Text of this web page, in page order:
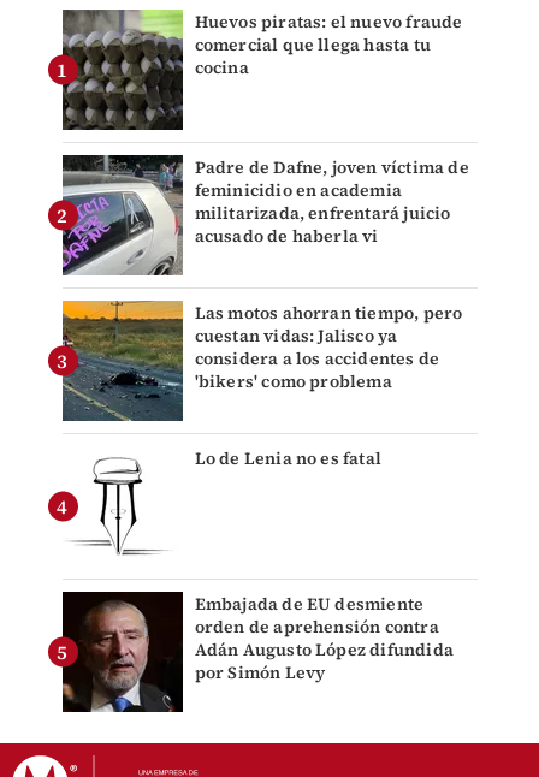
Huevos piratas: el nuevo fraude
comercial que llega hasta tu
cocina
Padre de Dafne, joven víctima de
feminicidio en academia
militarizada, enfrentará juicio
acusado de haberla vi
Las motos ahorran tiempo, pero
cuestan vidas: Jalisco ya
considera a los accidentes de
'bikers' como problema
Lo de Lenia no es fatal
Embajada de EU desmiente
orden de aprehensión contra
Adán Augusto López difundida
por Simón Levy